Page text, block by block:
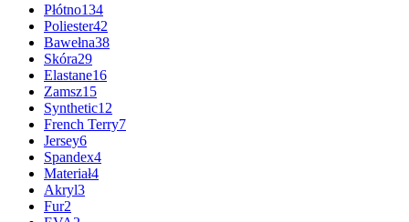
Płótno134
Poliester42
Bawełna38
Skóra29
Elastane16
Zamsz15
Synthetic12
French Terry7
Jersey6
Spandex4
Materiał4
Akryl3
Fur2